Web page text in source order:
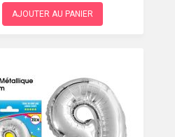
AJOUTER AU PANIER